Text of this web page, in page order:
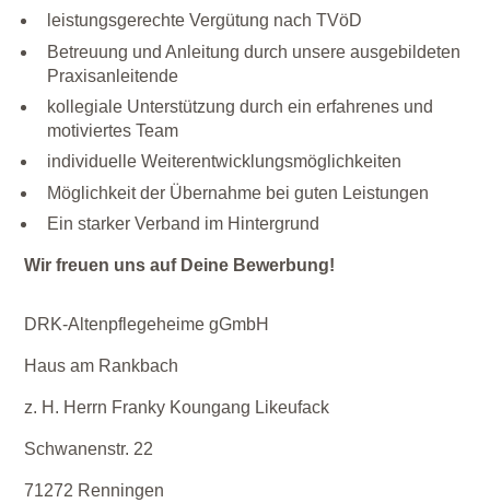
leistungsgerechte Vergütung nach TVöD
Betreuung und Anleitung durch unsere ausgebildeten
Praxisanleitende
kollegiale Unterstützung durch ein erfahrenes und
motiviertes Team
individuelle Weiterentwicklungsmöglichkeiten
Möglichkeit der Übernahme bei guten Leistungen
Ein starker Verband im Hintergrund
Wir freuen uns auf Deine Bewerbung!
DRK-Altenpflegeheime gGmbH
Haus am Rankbach
z. H. Herrn Franky Koungang Likeufack
Schwanenstr. 22
71272 Renningen